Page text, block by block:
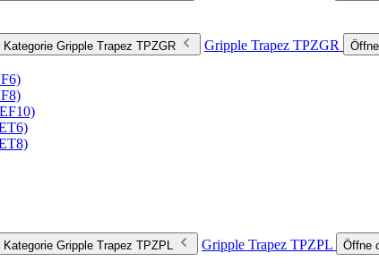
Gripple Trapez TPZGR Gripple Trapez TPZGR
Gripple Trapez TPZPL Gripple Trapez TPZPL Öffne